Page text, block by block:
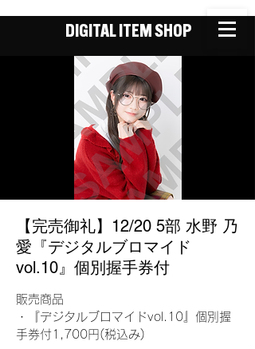
DIGITAL ITEM SHOP
【完売御礼】12/20 5部 水野 乃
愛『デジタルブロマイド
vol.10』個別握手券付
販売商品
・『デジタルブロマイドvol.10』個別握
手券付1,700円(税込み)